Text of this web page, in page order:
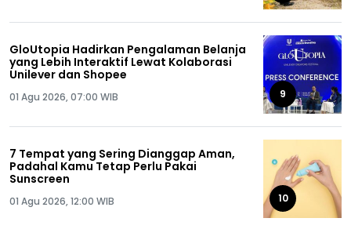
GloUtopia Hadirkan Pengalaman Belanja
yang Lebih Interaktif Lewat Kolaborasi
Unilever dan Shopee
01 Agu 2026, 07:00 WIB 9
7 Tempat yang Sering Dianggap Aman,
Padahal Kamu Tetap Perlu Pakai
Sunscreen
01 Agu 2026, 12:00 WIB 10